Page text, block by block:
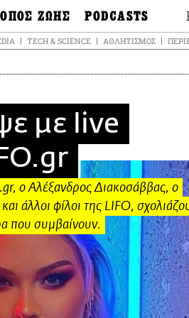
ΖΩΗΣ
& Στυλ
& Σώμα
PODCASTS
Σκληρές Αλήθειες
OnDemand
Άλλο ένα podcast
3.0
Ψυχή & Σώμα
Ιστορία μιας πόλης
Pulp Fiction
Radio Lifo
The Review
LiFO Politics
Το κρασί με απλά
λόγια
Ζούμε, ρε!
TECH & SCIENCE ΑΘΛΗΤΙΣΜΌΣ
με live
o Αλέξανδρος Διακοσάββας, ο
άλλοι φίλοι της LIFO,
που συμβαίνουν.